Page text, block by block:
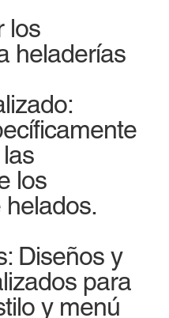
los
heladerías
los
Diseños y
para
y menú